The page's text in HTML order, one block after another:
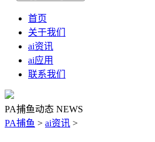
首页
关于我们
ai资讯
ai应用
联系我们
PA捕鱼动态 NEWS
PA捕鱼 > ai资讯 >